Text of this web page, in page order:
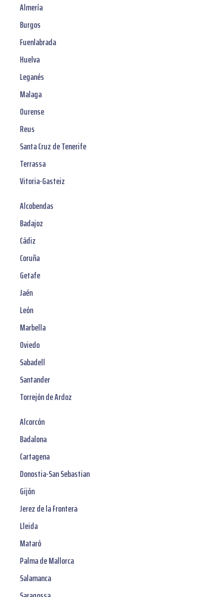
Almería
Burgos
Fuenlabrada
Huelva
Leganés
Malaga
Ourense
Reus
Santa Cruz de Tenerife
Terrassa
Vitoria-Gasteiz
Alcobendas
Badajoz
Cádiz
Coruña
Getafe
Jaén
León
Marbella
Oviedo
Sabadell
Santander
Torrejón de Ardoz
Alcorcón
Badalona
Cartagena
Donostia-San Sebastian
Gijón
Jerez de la Frontera
Lleida
Mataró
Palma de Mallorca
Salamanca